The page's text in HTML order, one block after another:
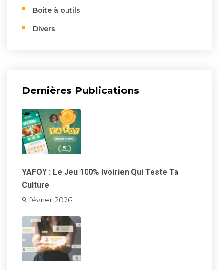
Boîte à outils
Divers
Dernières Publications
YAFOY : Le Jeu 100% Ivoirien Qui Teste Ta
Culture
9 février 2026